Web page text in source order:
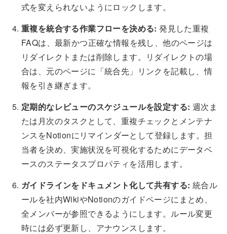
式を変えられないようにロックします。
重複を統合する作業フローを決める: 発見した重複
FAQは、最新かつ正確な情報を残し、他のページは
リダイレクトまたは削除します。リダイレクトの場
合は、元のページに「統合先」リンクを記載し、情
報を引き継ぎます。
定期的なレビューのスケジュールを設定する: 週次ま
たは月次のタスクとして、重複チェックとメンテナ
ンスをNotionにリマインダーとして登録します。担
当者を決め、実施状況を可視化するためにデータベ
ースのステータスプロパティを活用します。
ガイドラインをドキュメント化して共有する: 統合ル
ールを社内WikiやNotionのガイドページにまとめ、
全メンバーが参照できるようにします。ルール変更
時には必ず更新し、アナウンスします。